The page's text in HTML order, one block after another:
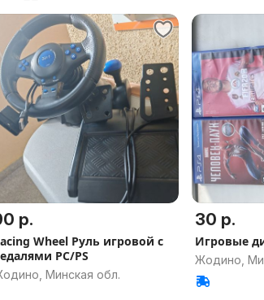
р.
Wheel Руль игровой с
PC/PS
Минская обл.
30 р.
Игровые
Жодино,